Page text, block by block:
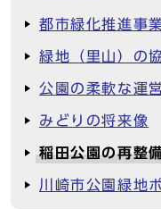
都市緑化推進事
緑地（里山）の
公園の柔軟な運
みどりの将来像
稲田公園の再整
川崎市公園緑地